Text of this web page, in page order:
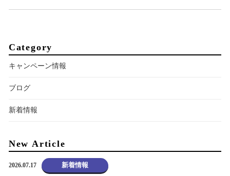
Category
キャンペーン情報
ブログ
新着情報
New Article
2026.07.17 新着情報